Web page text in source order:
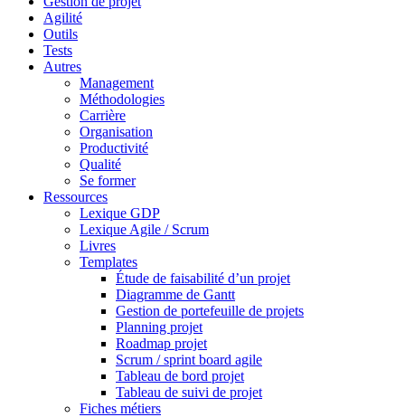
Agilité
Outils
Tests
Autres
Management
Méthodologies
Carrière
Organisation
Productivité
Qualité
Se former
Ressources
Lexique GDP
Lexique Agile / Scrum
Livres
Templates
Étude de faisabilité d’un projet
Diagramme de Gantt
Gestion de portefeuille de projets
Planning projet
Roadmap projet
Scrum / sprint board agile
Tableau de bord projet
Tableau de suivi de projet
Fiches métiers